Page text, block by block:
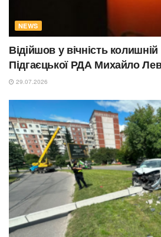
NEWS
Відійшов у вічність
Підгаєцької РДА Михайло
29.07.2026